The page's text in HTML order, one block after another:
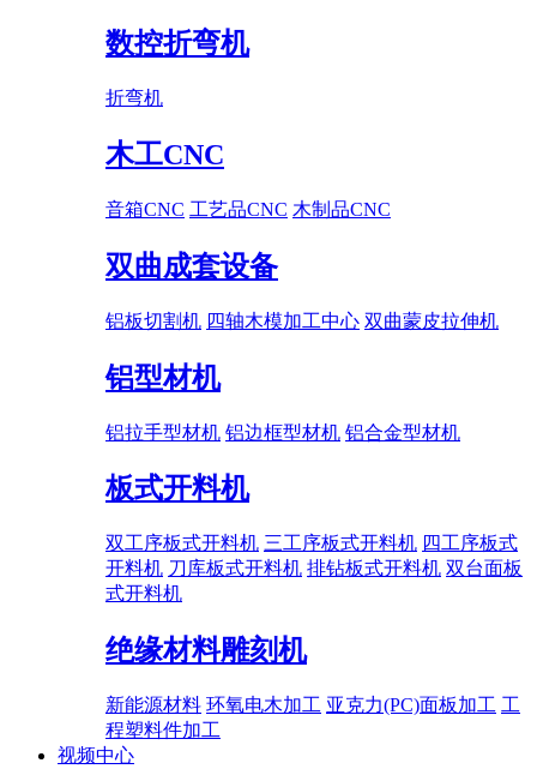
数控折弯机
折弯机
木工CNC
音箱CNC 工艺品CNC 木制品CNC
双曲成套设备
铝板切割机 四轴木模加工中心 双曲蒙皮拉伸机
铝型材机
铝拉手型材机 铝边框型材机 铝合金型材机
板式开料机
双工序板式开料机 三工序板式开料机 四工序板式
开料机 刀库板式开料机 排钻板式开料机 双台面板
式开料机
绝缘材料雕刻机
新能源材料 环氧电木加工 亚克力(PC)面板加工 工
程塑料件加工
视频中心